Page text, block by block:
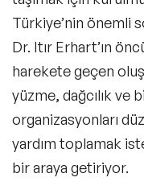
Türkiye’nin önemli
Dr. Itır Erhart’ın
harekete geçen
yüzme, dağcılık ve
organizasyonları
yardım toplamak
bir araya getiriyor.